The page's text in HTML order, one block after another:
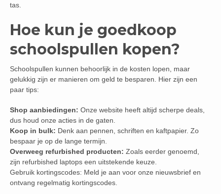
tas.
Hoe kun je goedkoop
schoolspullen kopen?
Schoolspullen kunnen behoorlijk in de kosten lopen, maar
gelukkig zijn er manieren om geld te besparen. Hier zijn een
paar tips:
Shop aanbiedingen: Onze website heeft altijd scherpe deals,
dus houd onze acties in de gaten.
Koop in bulk: Denk aan pennen, schriften en kaftpapier. Zo
bespaar je op de lange termijn.
Overweeg refurbished producten: Zoals eerder genoemd,
zijn refurbished laptops een uitstekende keuze.
Gebruik kortingscodes: Meld je aan voor onze nieuwsbrief en
ontvang regelmatig kortingscodes.